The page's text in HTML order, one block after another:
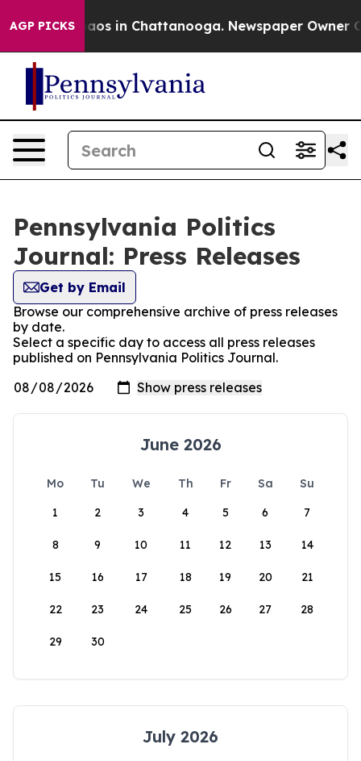
AGP PICKSChaos in Chattanooga. Newspaper Owner
Pennsylvania Politics
Journal: Press Releases
Get by Email
Browse our comprehensive archive of press releases
by date.
Select a specific day to access all press releases
published on Pennsylvania Politics Journal.
June 2026
Mo Tu We Th Fr Sa
Su
1
2 3 4 5 6 7
8 9 10 11 12 13 14
15 16 17 18 19 20 21
22 23 24 25 26 27 28
29 30
July 2026